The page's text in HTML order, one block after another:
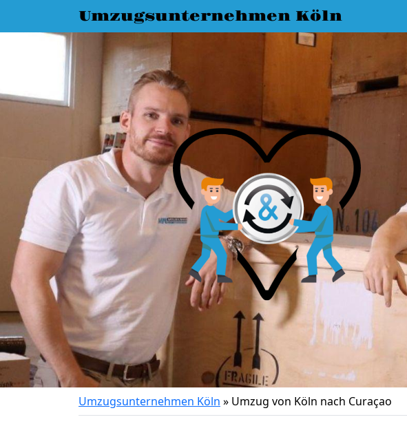
Umzugsunternehmen Köln
Umzugsunternehmen Köln » Umzug von Köln nach Curaçao